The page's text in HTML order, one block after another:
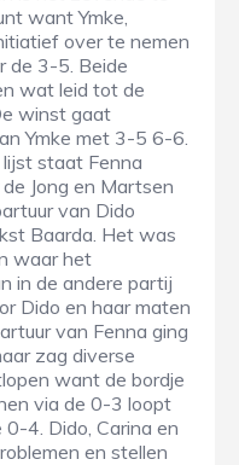
want Ymke,
over te nemen
de 3-5. Beide
wat leid tot de
winst gaat
Ymke met 3-5 6-6.
staat Fenna
Jong en Martsen
van Dido
Baarda. Het was
waar het
in de andere partij
Dido en haar maten
van Fenna ging
zag diverse
want de bordje
via de 0-3 loopt
4. Dido, Carina en
en stellen